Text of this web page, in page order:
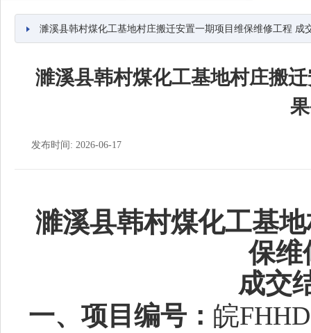
濉溪县韩村煤化工基地村庄搬迁安置一期项目维保维修工程 成
濉溪县韩村煤化工基地村庄搬
发布时间: 2026-06-17
濉溪县韩村煤化工基
保维
成交
一、项目编号： 皖